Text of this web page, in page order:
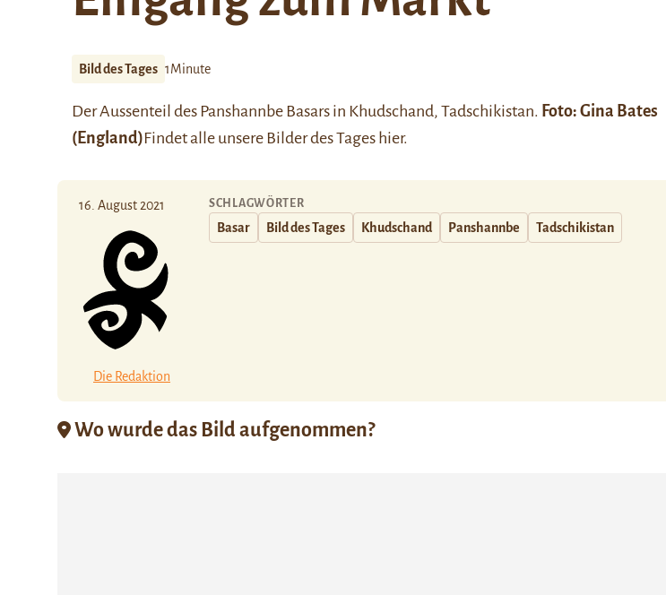
Bild des Tages 1Minute
Der Aussenteil des Panshannbe Basars in Khudschand, Tadschikistan. Foto: Gina Bates
(England)Findet alle unsere Bilder des Tages hier.
16. August 2021
Die Redaktion
SCHLAGWÖRTER
Basar Bild des Tages Khudschand Panshannbe Tadschikistan
Wo wurde das Bild aufgenommen?